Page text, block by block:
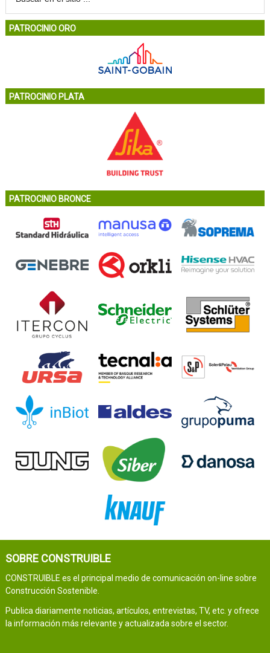
PATROCINIO ORO
PATROCINIO PLATA
PATROCINIO BRONCE
SOBRE CONSTRUIBLE
CONSTRUIBLE es el principal medio de comunicación on-line sobre
Construcción Sostenible.
Publica diariamente noticias, artículos, entrevistas, TV, etc. y ofrece
la información más relevante y actualizada sobre el sector.